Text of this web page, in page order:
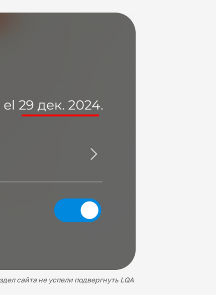
сайта не успели подвергнуть LQA